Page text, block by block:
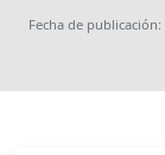
Fecha de publicación: